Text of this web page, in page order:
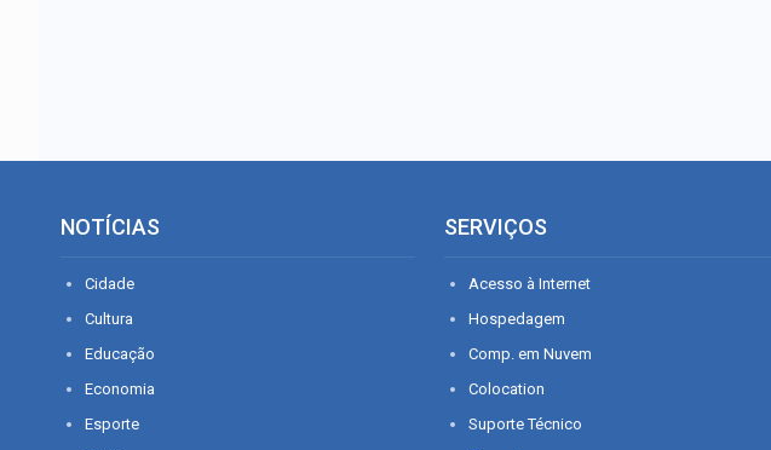
NOTÍCIAS
Cidade
Cultura
Educação
Economia
Esporte
SERVIÇOS
Acesso à Internet
Hospedagem
Comp. em Nuvem
Colocation
Suporte Técnico